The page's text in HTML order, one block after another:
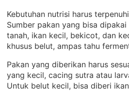
Kebutuhan nutrisi harus
Sumber pakan yang bisa
tanah, ikan kecil, bekicot, dan
khusus belut, ampas tahu
Pakan yang diberikan harus
yang kecil, cacing sutra atau
Untuk belut kecil, bisa diberi